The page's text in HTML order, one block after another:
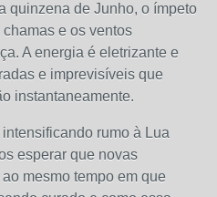
quinzena de Junho, o ímpeto
e os ventos
A energia é eletrizante e
e imprevisíveis que
instantaneamente.
rumo à Lua
esperar que novas
mesmo tempo em que